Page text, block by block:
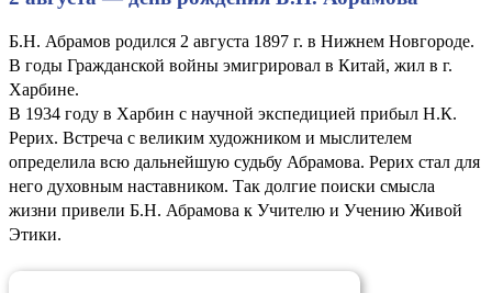
Б.Н. Абрамов родился 2 августа 1897 г. в Нижнем Новгороде.
В годы Гражданской войны эмигрировал в Китай, жил в г.
Харбине.
В 1934 году в Харбин с научной экспедицией прибыл Н.К.
Рерих. Встреча с великим художником и мыслителем
определила всю дальнейшую судьбу Абрамова. Рерих стал для
него духовным наставником. Так долгие поиски смысла
жизни привели Б.Н. Абрамова к Учителю и Учению Живой
Этики.